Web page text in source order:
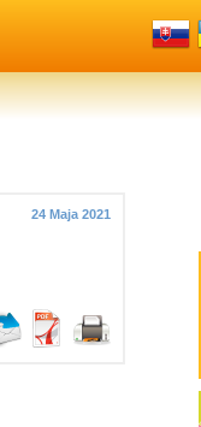
24 Maja 2021